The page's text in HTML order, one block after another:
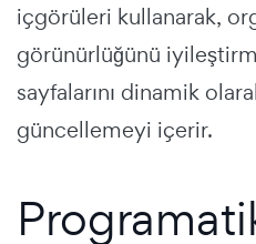
içgörüleri kullanarak,
görünürlüğünü
sayfalarını dinamik
güncellemeyi içerir.